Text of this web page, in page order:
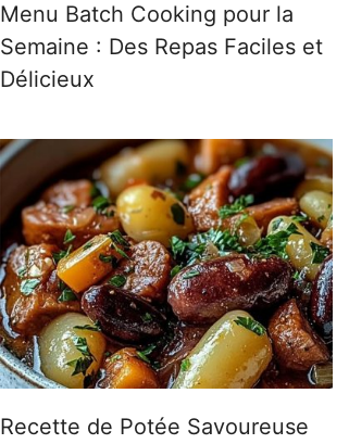
Menu Batch Cooking pour la
Semaine : Des Repas Faciles et
Délicieux
Recette de Potée Savoureuse